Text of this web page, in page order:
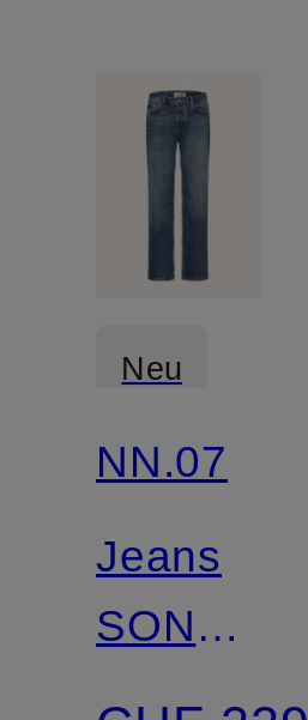
Neu
Zertifiziert
NN.07
Jeans
SONNY
Regular